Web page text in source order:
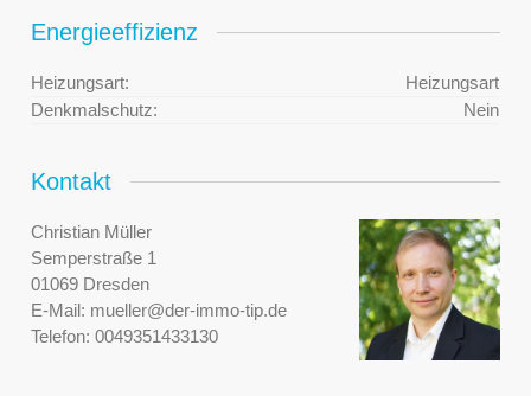
Energieeffizienz
Heizungsart:
Heizungsart
Denkmalschutz:
Nein
Kontakt
Christian Müller
Semperstraße 1
01069 Dresden
E-Mail: mueller@der-immo-tip.de
Telefon: 0049351433130